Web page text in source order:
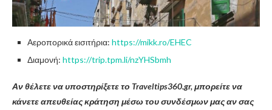
Αεροπορικά εισιτήρια: https://mikk.ro/EHEC
Διαμονή: https://trip.tpm.li/nzYHSbmh
Αν θέλετε να υποστηρίξετε το Traveltips360.gr, μπορείτε να
κάνετε απευθείας κράτηση μέσω του συνδέσμων μας αν σας